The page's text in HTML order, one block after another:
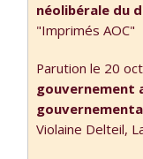
néolibérale du
"Imprimés AOC"
Parution le 20
gouvernement
Violaine Delteil,